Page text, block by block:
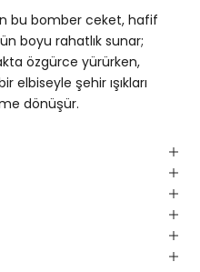
bu bomber ceket, hafif
boyu rahatlık sunar;
özgürce yürürken,
elbiseyle şehir ışıkları
dönüşür.